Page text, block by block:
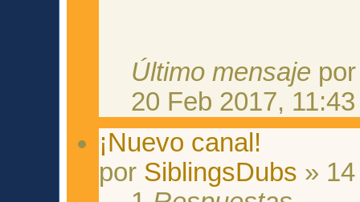
Último mensaje
20 Feb 2017, 11:43
¡Nuevo canal!
por SiblingsDubs »